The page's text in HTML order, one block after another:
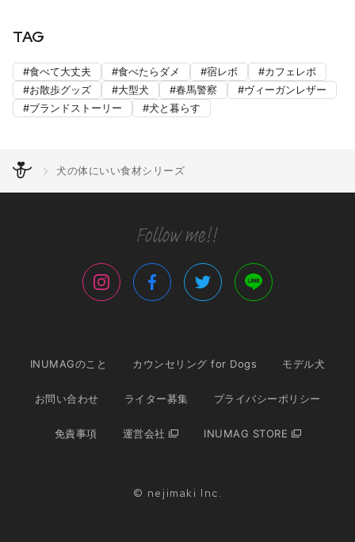
TAG
食べて大丈夫 食べたらダメ 宿レボ
カフェレポ
お散歩グッズ
大型犬 春馬警察
ヴィーガンレザー
ブランドストーリー
犬と暮らす
犬の体にいい食材シリーズ
INUMAGのこと カウンセリング for Dogs モデル犬
お問い合わせ ライター募集 プライバシーポリシー
免責事項 運営会社 INUMAG STORE
© nejimaki Inc.